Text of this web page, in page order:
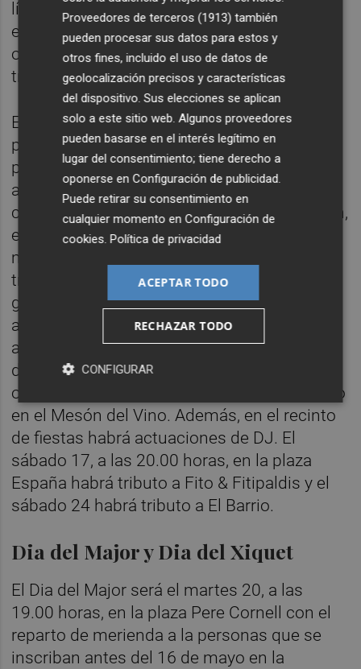
línea, líder en España en el sistema de
enfundado Stretch Hood y especialista en
otros sistemas de enfardado, flejado y
transporte.
El sector cerámico, con una potente
presencia industrial en Almassora, es su
principal mercado, aunque, en los últimos
años, han diversificado su oferta a sectores
como el de la construcción y la alimentación,
exportando a diversos países de todo el
mundo. A las 19.00 horas, tendrá lugar la
tradicional procesión que concluirá con una
gran traca con remate final de fuegos
artificiales. En el programa de fiestas, el
apartado musical tiene un papel central con
diferentes actuales musicales y tardeos
organizados por las peñas y collas, así como
en el Mesón del Vino. Además, en el recinto
de fiestas habrá actuaciones de DJ. El
sábado 17, a las 20.00 horas, en la plaza
España habrá tributo a Fito & Fitipaldis y el
sábado 24 habrá tributo a El Barrio.
Dia del Major y Dia del Xiquet
El Dia del Major será el martes 20, a las
19.00 horas, en la plaza Pere Cornell con el
reparto de merienda a la personas que se
inscriban antes del 16 de mayo en la
Proveedores de terceros (1913) también
pueden procesar sus datos para estos y
otros fines, incluido el uso de datos de
geolocalización precisos y características
del dispositivo. Sus elecciones se aplican
solo a este sitio web. Algunos proveedores
pueden basarse en el interés legítimo en
lugar del consentimiento; tiene derecho a
oponerse enConfiguración de publicidad.
Puede retirar su consentimiento en
cualquier momento enConfiguración de
cookies.Política de privacidad
ACEPTAR TODO
RECHAZAR TODO
CONFIGURAR